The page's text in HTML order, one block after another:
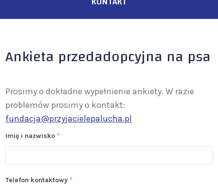
Ankieta przedadopcyjna na psa
Prosimy o dokładne wypełnienie ankiety. W razie
problemów prosimy o kontakt:
fundacja@przyjacielepalucha.pl
Imię i nazwisko *
Telefon kontaktowy *